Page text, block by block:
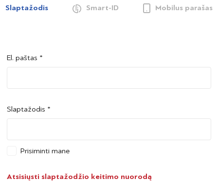
Slaptažodis Smart-ID Mobilus parašas
Šalis *
Asmens kodas *
Šalis *
Asmens kodas *
El. paštas *
Slaptažodis *
Prisiminti mane
Atsisiųsti slaptažodžio keitimo nuorodą